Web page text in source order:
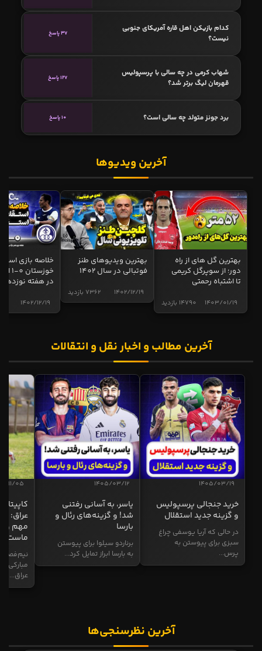
کدام بازیکن اهل قاره آمریکای جنوبی
نیست؟
37 پاسخ
شهاب کرمی در چه سالی با پرسپولیس
قهرمان لیگ برتر شد؟
127 پاسخ
برد جونز متولد چه سالی است؟ 10 پاسخ
آخرین ویدیوها
بهترین گل های از راه
دور؛ از سوپرگل کریمی
تا اشتباه رحمتی
14790 بازدید 1403/01/19
بهترین ویدیوهای طنز
فوتبالی در سال 1402
7362 بازدید 1402/12/19
خلاصه بازی
در هفته نوزدهم
1402/12/19
آخرین مطالب و اخبار نقل و انتقالات
1405/03/19
خرید جنجالی پرسپولیس
و گزینه جدید استقلال
در حالی که آریا یوسفی چراغ
سبزی برای پیوستن به
پرس...
1405/03/12
یاسر، به آسانی رفتنی
شد! و گزینه‌های رئال و
بارسا
برناردو سیلوا برای پیوستن
به بارسا ابراز تمایل کرد...
11/05
عراق:
مهم و
ماست
نیم‌فصل
مبارکی
عراق...
آخرین نظرسنجی‌ها